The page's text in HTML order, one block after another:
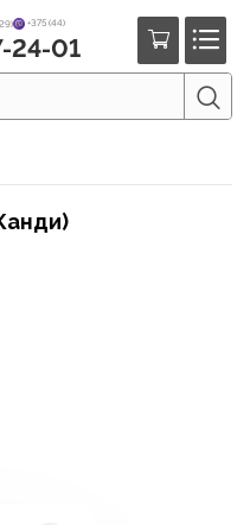
+375 (44)
24-01